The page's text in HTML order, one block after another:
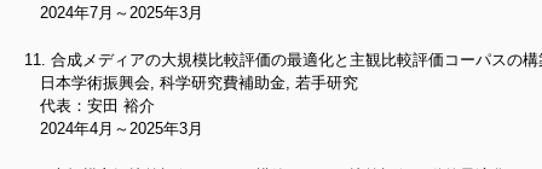
2024年7月～2025年3月
合成メディアの大規模比較評価の最適化と主観比較評価コーパスの構
日本学術振興会, 科学研究費補助金, 若手研究
代表：安田 裕介
2024年4月～2025年3月